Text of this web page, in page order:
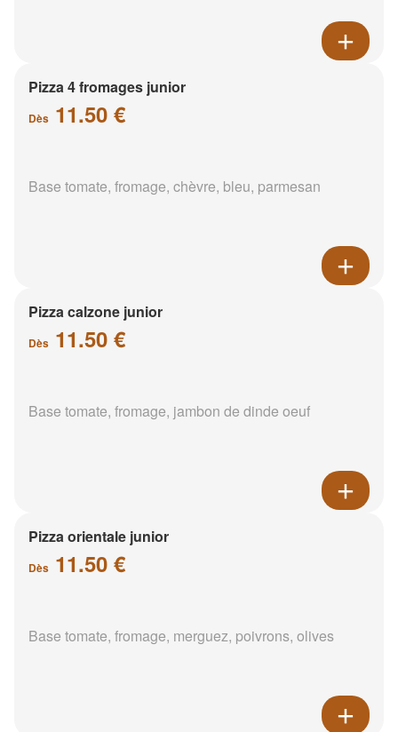
Pizza 4 fromages junior
Dès 11.50 €
Base tomate, fromage, chèvre, bleu, parmesan
Pizza calzone junior
Dès 11.50 €
Base tomate, fromage, jambon de dinde oeuf
Pizza orientale junior
Dès 11.50 €
Base tomate, fromage, merguez, poivrons, olives